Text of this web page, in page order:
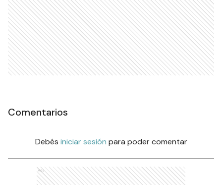
Comentarios
Debés iniciar sesión para poder comentar
Ads